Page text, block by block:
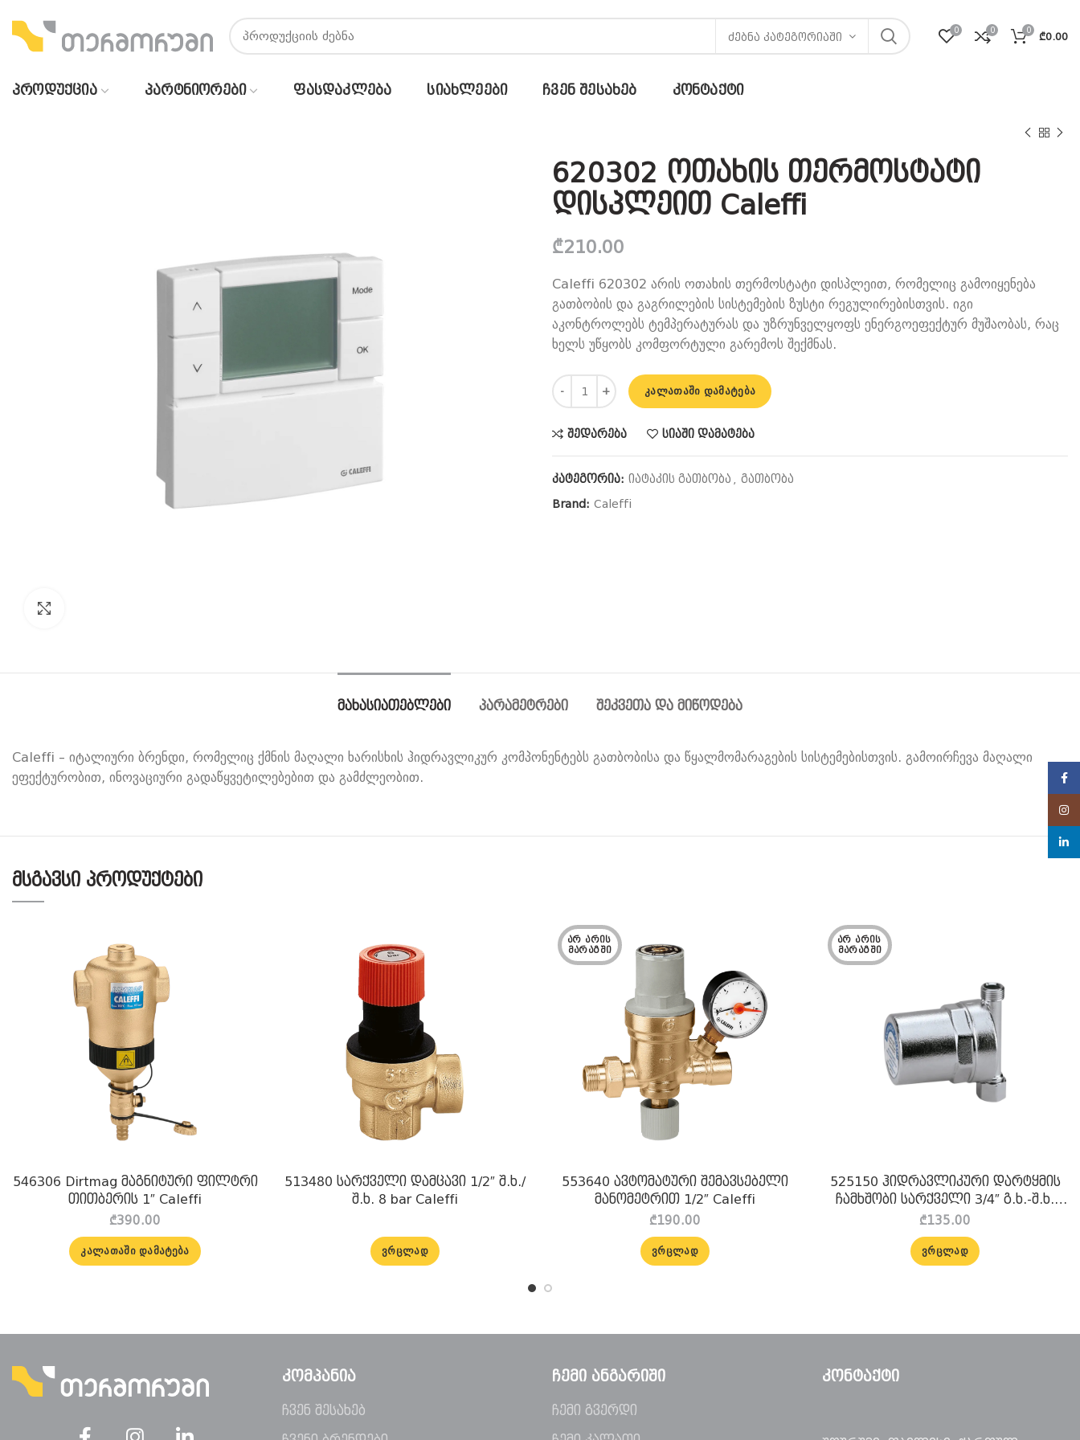
ᲫᲔᲑᲜᲐ ᲙᲐᲢᲔᲒᲝᲠᲘᲐᲨᲘ
0 0 0 ₾0.00
ᲞᲠᲝᲓᲣᲥᲪᲘᲐ ᲞᲐᲠᲢᲜᲘᲝᲠᲔᲑᲘ ᲤᲐᲡᲓᲐᲙᲚᲔᲑᲐ ᲡᲘᲐᲮᲚᲔᲔᲑᲘ ᲩᲕᲔᲜ ᲨᲔᲡᲐᲮᲔᲑ ᲙᲝᲜᲢᲐᲥᲢᲘ
620302 ოთახის თერმოსტატი
დისპლეით Caleffi
₾210.00
Caleffi 620302 არის ოთახის თერმოსტატი დისპლეით, რომელიც გამოიყენება
გათბობის და გაგრილების სისტემების ზუსტი რეგულირებისთვის. იგი
აკონტროლებს ტემპერატურას და უზრუნველყოფს ენერგოეფექტურ მუშაობას, რაც
ხელს უწყობს კომფორტული გარემოს შექმნას.
რაოდენობა: 620302 ოთახის თერმოსტატი დისპლეით Caleffi
ᲙᲐᲚᲐᲗᲐᲨᲘ ᲓᲐᲛᲐᲢᲔᲑᲐ
შედარება სიაში დამატება
კატეგორია: იატაკის გათბობა
გათბობა
Brand: Caleffi
ᲛᲐᲮᲐᲡᲘᲐᲗᲔᲑᲚᲔᲑᲘ ᲞᲐᲠᲐᲛᲔᲢᲠᲔᲑᲘ ᲨᲔᲙᲕᲔᲗᲐ ᲓᲐ ᲛᲘᲬᲝᲓᲔᲑᲐ
Caleffi – იტალიური ბრენდი, რომელიც ქმნის მაღალი ხარისხის ჰიდრავლიკურ კომპონენტებს გათბობისა და წყალმომარაგების სისტემებისთვის. გამოირჩევა მაღალი
ეფექტურობით, ინოვაციური გადაწყვეტილებებით და გამძლეობით.
ᲛᲡᲒᲐᲕᲡᲘ ᲞᲠᲝᲓᲣᲥᲢᲔᲑᲘ
546306 Dirtmag მაგნიტური ფილტრი
თითბერის 1″ Caleffi
₾390.00
ᲙᲐᲚᲐᲗᲐᲨᲘ ᲓᲐᲛᲐᲢᲔᲑᲐ
513480 სარქველი დამცავი 1/2″ შ.ხ./
შ.ხ. 8 bar Caleffi
ᲕᲠᲪᲚᲐᲓ
ᲐᲠ ᲐᲠᲘᲡ
ᲛᲐᲠᲐᲒᲨᲘ
553640 ავტომატური შემავსებელი
მანომეტრით 1/2″ Caleffi
₾190.00
ᲕᲠᲪᲚᲐᲓ
ᲐᲠ ᲐᲠᲘᲡ
ᲛᲐᲠᲐᲒᲨᲘ
525150 ჰიდრავლიკური დარტყმის
ჩამხშობი სარქველი 3/4″ გ.ხ.-შ.ხ.
Caleffi
₾135.00
ᲕᲠᲪᲚᲐᲓ
ᲙᲝᲛᲞᲐᲜᲘᲐ
ჩვენ შესახებ
ᲩᲔᲛᲘ ᲐᲜᲒᲐᲠᲘᲨᲘ
ჩემი გვერდი
ᲙᲝᲜᲢᲐᲥᲢᲘ